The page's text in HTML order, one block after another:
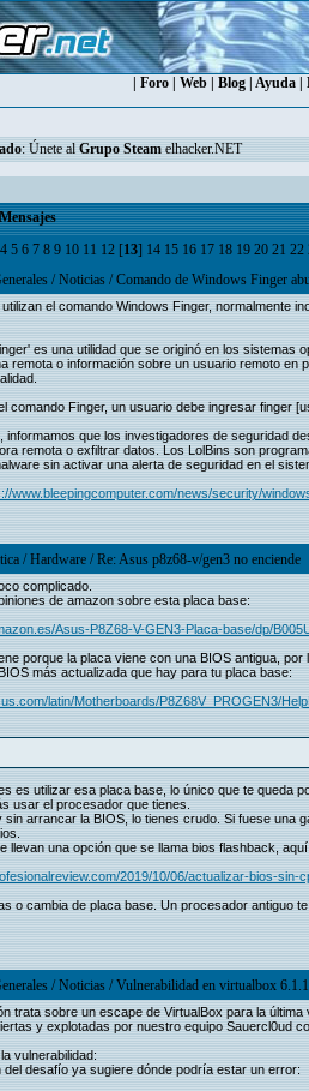
Foro Web Blog Ayuda
: Únete al Grupo Steamelhacker.NET
4 5 6 7 8 9 10 11 12[13] 14 15 16 17 18 19 20 21 22
/Noticias/Comando de Windows Finger
el comando Windows Finger, normalmente
es una utilidad que se originó en los sistemas
remota o información sobre un usuario remoto en
comando Finger, un usuario debe ingresar finger
informamos que los investigadores de seguridad
remota o exfiltrar datos. Los LolBins son
sin activar una alerta de seguridad en el
www.bleepingcomputer.com/news/security/
/Hardware/Re: Asus p8z68-v/gen3 no enciende
complicado.
de amazon sobre esta placa base:
Asus-P8Z68-V-GEN3-Placa-base/dp/
porque la placa viene con una BIOS antigua,
más actualizada que hay para tu placa base:
latin/Motherboards/P8Z68V_PROGEN3/
es utilizar esa placa base, lo único que te queda
usar el procesador que tienes.
sin arrancar la BIOS, lo tienes crudo. Si fuese una
llevan una opción que se llama bios flashback,
2019/10/06/actualizar-bios-sin-
o cambia de placa base. Un procesador antiguo
/Noticias/Vulnerabilidad en virtualbox
trata sobre un escape de VirtualBox para la
y explotadas por nuestro equipo Sauercl0ud
vulnerabilidad:
del desafío ya sugiere dónde podría estar un error: